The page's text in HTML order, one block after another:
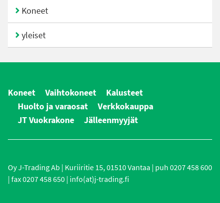
Koneet
yleiset
Koneet Vaihtokoneet
Kalusteet
Huolto ja varaosat
Verkkokauppa
JT Vuokrakone
Jälleenmyyjät
Oy J-Trading Ab | Kuriiritie 15, 01510 Vantaa | puh 0207 458 600
| fax 0207 458 650 | info(at)j-trading.fi